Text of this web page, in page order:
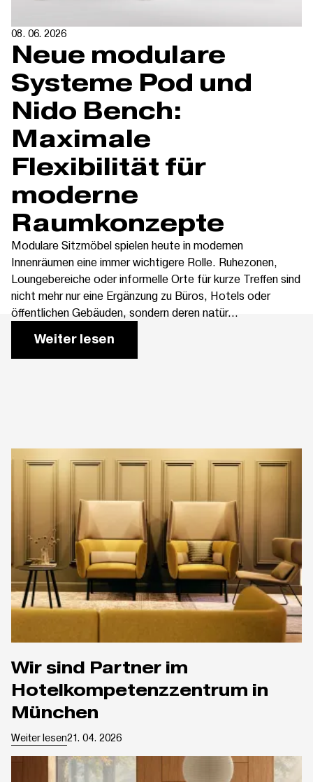
08. 06. 2026
Neue modulare
Systeme Pod und
Nido Bench:
Maximale
Flexibilität für
moderne
Raumkonzepte
Modulare Sitzmöbel spielen heute in modernen
Innenräumen eine immer wichtigere Rolle. Ruhezonen,
Loungebereiche oder informelle Orte für kurze Treffen sind
nicht mehr nur eine Ergänzung zu Büros, Hotels oder
öffentlichen Gebäuden, sondern deren natür...
Weiter lesen
Wir sind Partner im
Hotelkompetenzzentrum in
München
Weiter lesen21. 04. 2026